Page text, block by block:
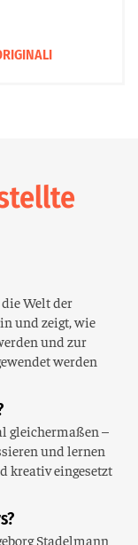
Welt der
und zeigt, wie
und zur
werden
gleichermaßen –
und lernen
kreativ eingesetzt
Stadelmann